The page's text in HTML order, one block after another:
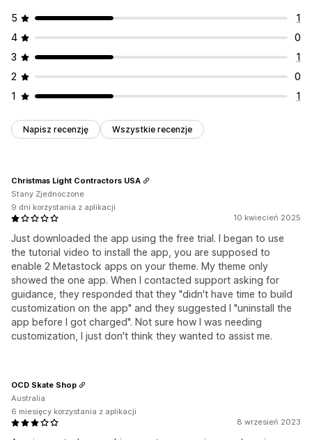
5
1
4
0
3
1
2
0
1
1
Napisz recenzję Wszystkie recenzje
10 kwiecień 2025
Just downloaded the app using the free trial. I began to use
the tutorial video to install the app, you are supposed to
enable 2 Metastock apps on your theme. My theme only
showed the one app. When I contacted support asking for
guidance, they responded that they "didn't have time to build
customization on the app" and they suggested I "uninstall the
app before I got charged". Not sure how I was needing
customization, I just don't think they wanted to assist me.
Christmas Light Contractors USA
Stany Zjednoczone
9 dni korzystania z aplikacji
8 wrzesień 2023
OCD Skate Shop
Australia
6 miesięcy korzystania z aplikacji